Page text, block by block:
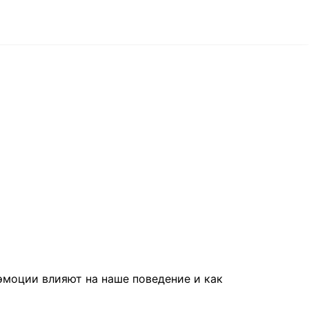
влияют на наше поведение и как